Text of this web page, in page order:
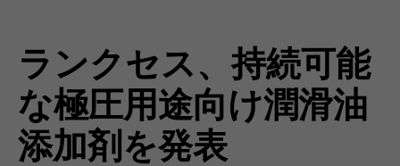
ランクセス、持続可能
な極圧用途向け潤滑油
添加剤を発表